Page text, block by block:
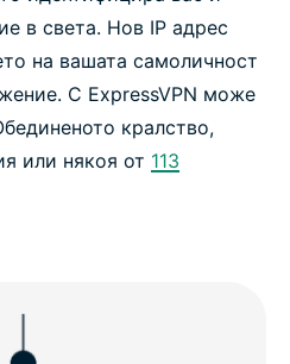
в света. Нов IP адрес
на вашата самоличност
С ExpressVPN може
кралство,
или някоя от 113